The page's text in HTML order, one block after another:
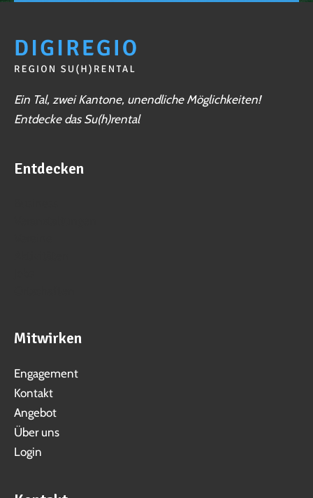
Ein Tal, zwei Kantone, unendliche Möglichkeiten!
Entdecke das Su(h)rental
Entdecken
Mitwirken
Engagement
Kontakt
Angebot
Über uns
Login